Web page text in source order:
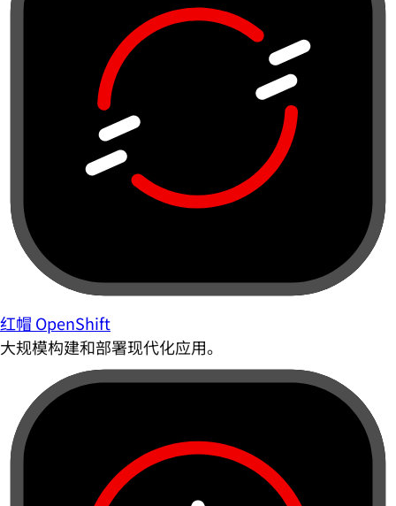
红帽 OpenShift
大规模构建和部署现代化应用。